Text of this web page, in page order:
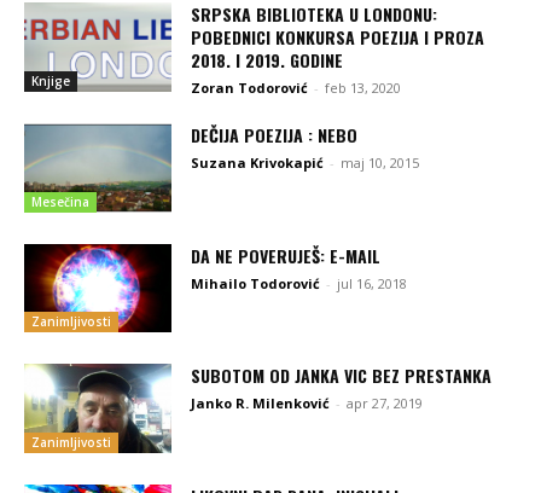
Knjige
SRPSKA BIBLIOTEKA U LONDONU:
POBEDNICI KONKURSA POEZIJA I PROZA
2018. I 2019. GODINE
Zoran Todorović - feb 13, 2020
Mesečina
DEČIJA POEZIJA : NEBO
Suzana Krivokapić - maj 10, 2015
Zanimljivosti
DA NE POVERUJEŠ: E-MAIL
Mihailo Todorović - jul 16, 2018
Zanimljivosti
SUBOTOM OD JANKA VIC BEZ PRESTANKA
Janko R. Milenković - apr 27, 2019